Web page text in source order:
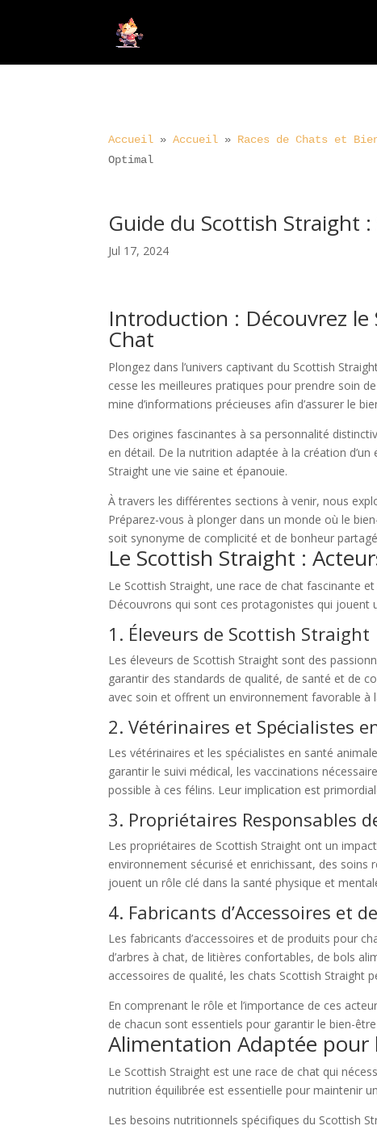
Accueil »Accueil » Races de Chats et
Optimal
Guide du Scottish Straight
Jul 17, 2024
Introduction : Découvrez
Chat
Plongez dans l’univers captivant du Scottish
cesse les meilleures pratiques pour prendre soin
mine d’informations précieuses afin d’assurer le
Des origines fascinantes à sa personnalité
en détail. De la nutrition adaptée à la création
Straight une vie saine et épanouie.
À travers les différentes sections à venir, nous
Préparez-vous à plonger dans un monde où le
soit synonyme de complicité et de bonheur
Le Scottish Straight :
Le Scottish Straight, une race de chat fascinante
Découvrons qui sont ces protagonistes qui jouent
1. Éleveurs de Scottish Straight
Les éleveurs de Scottish Straight sont des
garantir des standards de qualité, de santé et de
avec soin et offrent un environnement favorable
2. Vétérinaires et Spécialistes
Les vétérinaires et les spécialistes en santé
garantir le suivi médical, les vaccinations
possible à ces félins. Leur implication est
3. Propriétaires Responsables
Les propriétaires de Scottish Straight ont un
environnement sécurisé et enrichissant, des soins
jouent un rôle clé dans la santé physique et
4. Fabricants d’Accessoires et
Les fabricants d’accessoires et de produits pour
d’arbres à chat, de litières confortables, de bols
accessoires de qualité, les chats Scottish Straight
En comprenant le rôle et l’importance de ces
de chacun sont essentiels pour garantir le bien-
Alimentation Adaptée pour
Le Scottish Straight est une race de chat qui
nutrition équilibrée est essentielle pour maintenir
Les besoins nutritionnels spécifiques du Scottish